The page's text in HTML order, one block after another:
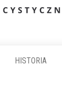
HISTORIA